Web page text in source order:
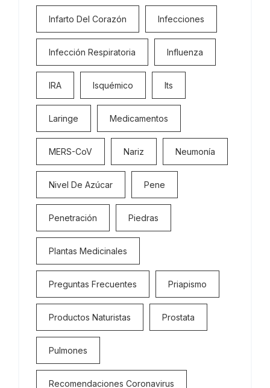
Infarto Del Corazón Infecciones
Infección Respiratoria Influenza
IRA Isquémico Its
Laringe Medicamentos
MERS-CoV Nariz Neumonía
Nivel De Azúcar Pene
Penetración Piedras
Plantas Medicinales
Preguntas Frecuentes Priapismo
Productos Naturistas Prostata
Pulmones
Recomendaciones Coronavirus